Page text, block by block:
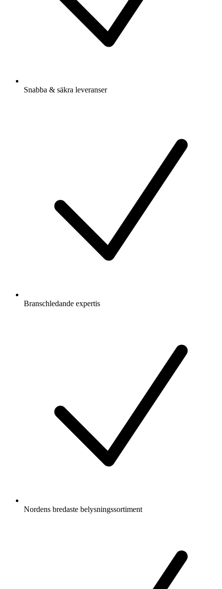
Snabba & säkra leveranser
Branschledande expertis
Nordens bredaste belysningssortiment